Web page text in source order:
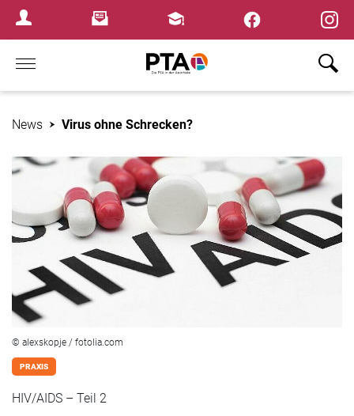
Login MenuNewsletterFortbildungen
Home
News Virus ohne Schrecken?
© alexskopje / fotolia.com
PRAXIS
HIV/AIDS – Teil 2
×